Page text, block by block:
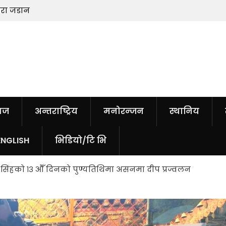
जडान
अन्तराष्ट्रिय मनोरन्जन स्थानिय
भिडियो/टि भि
१३ औँ दिनको पुण्यतिथिमा असनमा दीप प्रज्वलन